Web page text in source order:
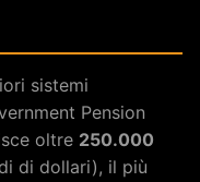
sistemi
Pension
oltre 250.000
di dollari), il più